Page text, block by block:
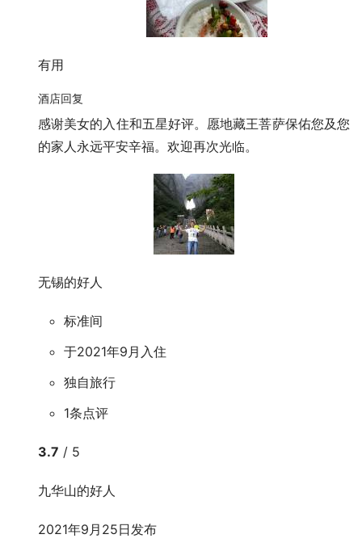
有用
酒店回复
感谢美女的入住和五星好评。愿地藏王菩萨保佑您及您
的家人永远平安辛福。欢迎再次光临。
无锡的好人
标准间
于2021年9月入住
独自旅行
1条点评
3.7 / 5
九华山的好人
2021年9月25日发布